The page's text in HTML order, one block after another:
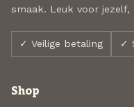
smaak. Leuk voor jezelf,
✓ Veilige betaling ✓
Shop